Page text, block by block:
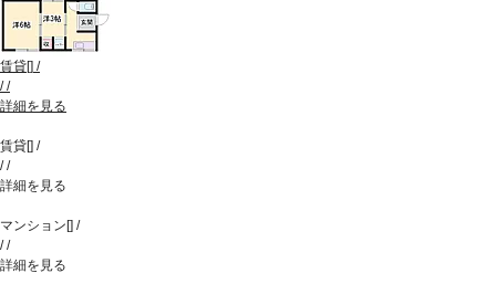
賃貸[] /
//
詳細を見る
賃貸[] /
//
詳細を見る
マンション [] /
//
詳細を見る